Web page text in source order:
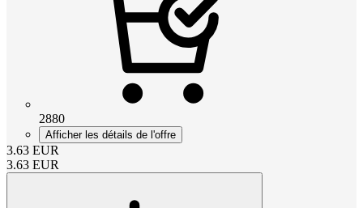
2880
Afficher les détails de l'offre
3.63 EUR
3.63 EUR